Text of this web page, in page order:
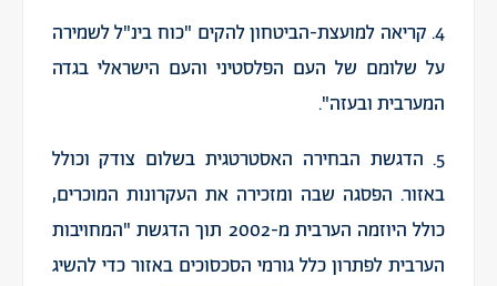
4. קריאה למועצת-הביטחון להקים "כוח בינ"ל לשמירה
על שלומם של העם הפלסטיני והעם הישראלי בגדה
המערבית ובעזה".
5. הדגשת הבחירה האסטרטגית בשלום צודק וכולל
באזור. הפסגה שבה ומזכירה את העקרונות המוכרים,
כולל היוזמה הערבית מ-2002 תוך הדגשת "המחויבות
הערבית לפתרון כלל גורמי הסכסוכים באזור כדי להשיג